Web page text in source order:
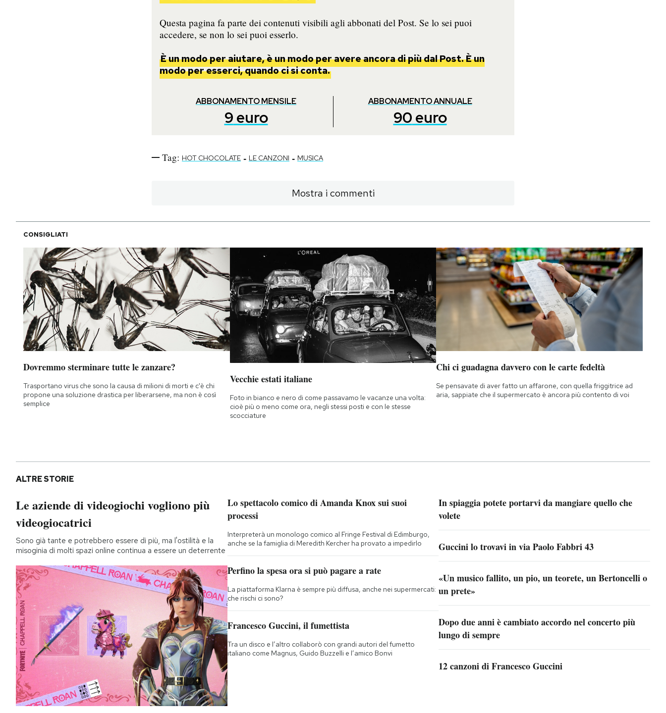
Questa pagina fa parte dei contenuti visibili agli abbonati del Post. Se lo sei puoi
accedere, se non lo sei puoi esserlo.
È un modo per aiutare, è un modo per avere ancora di più dal Post. È un
modo per esserci, quando ci si conta.
ABBONAMENTO MENSILE
9 euro
ABBONAMENTO ANNUALE
90 euro
Tag: HOT CHOCOLATE - LE CANZONI - MUSICA
Mostra i commenti
CONSIGLIATI
Dovremmo sterminare tutte le zanzare?
Trasportano virus che sono la causa di milioni di morti e c'è chi
propone una soluzione drastica per liberarsene, ma non è così
semplice
Vecchie estati italiane
Foto in bianco e nero di come passavamo le vacanze una volta:
cioè più o meno come ora, negli stessi posti e con le stesse
scocciature
Chi ci guadagna davvero con le carte fedeltà
Se pensavate di aver fatto un affarone, con quella friggitrice ad
aria, sappiate che il supermercato è ancora più contento di voi
ALTRE STORIE
Le aziende di videogiochi vogliono più
videogiocatrici
Sono già tante e potrebbero essere di più, ma l'ostilità e la
misoginia di molti spazi online continua a essere un deterrente
Lo spettacolo comico di Amanda Knox sui suoi
processi
Interpreterà un monologo comico al Fringe Festival di Edimburgo,
anche se la famiglia di Meredith Kercher ha provato a impedirlo
Perfino la spesa ora si può pagare a rate
La piattaforma Klarna è sempre più diffusa, anche nei supermercati:
che rischi ci sono?
Francesco Guccini, il fumettista
Tra un disco e l’altro collaborò con grandi autori del fumetto
italiano come Magnus, Guido Buzzelli e l’amico Bonvi
In spiaggia potete portarvi da mangiare quello che
volete
Guccini lo trovavi in via Paolo Fabbri 43
«Un musico fallito, un pio, un teorete, un Bertoncelli o
un prete»
Dopo due anni è cambiato accordo nel concerto più
lungo di sempre
12 canzoni di Francesco Guccini